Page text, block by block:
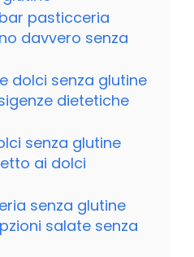
pasticceria
davvero senza
dolci senza glutine
dietetiche
senza glutine
ai dolci
senza glutine
salate senza